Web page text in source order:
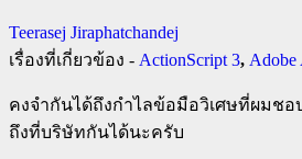
Teerasej Jiraphatchandej
เรื่องที่เกี่ยวข้อง - ActionScript 3, Adobe
คงจำกันได้ถึงกำไลข้อมือวิเศษที่ผมชอ
ถึงที่บริษัทกันได้นะครับ